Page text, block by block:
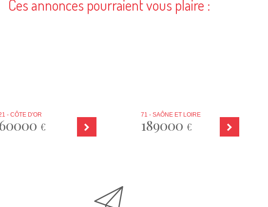
Ces annonces pourraient vous plaire :
- CÔTE D'OR
€
71 - SAÔNE ET LOIRE
189000€